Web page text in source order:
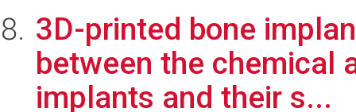
3D-printed bone
between the chemical
implants and their s...